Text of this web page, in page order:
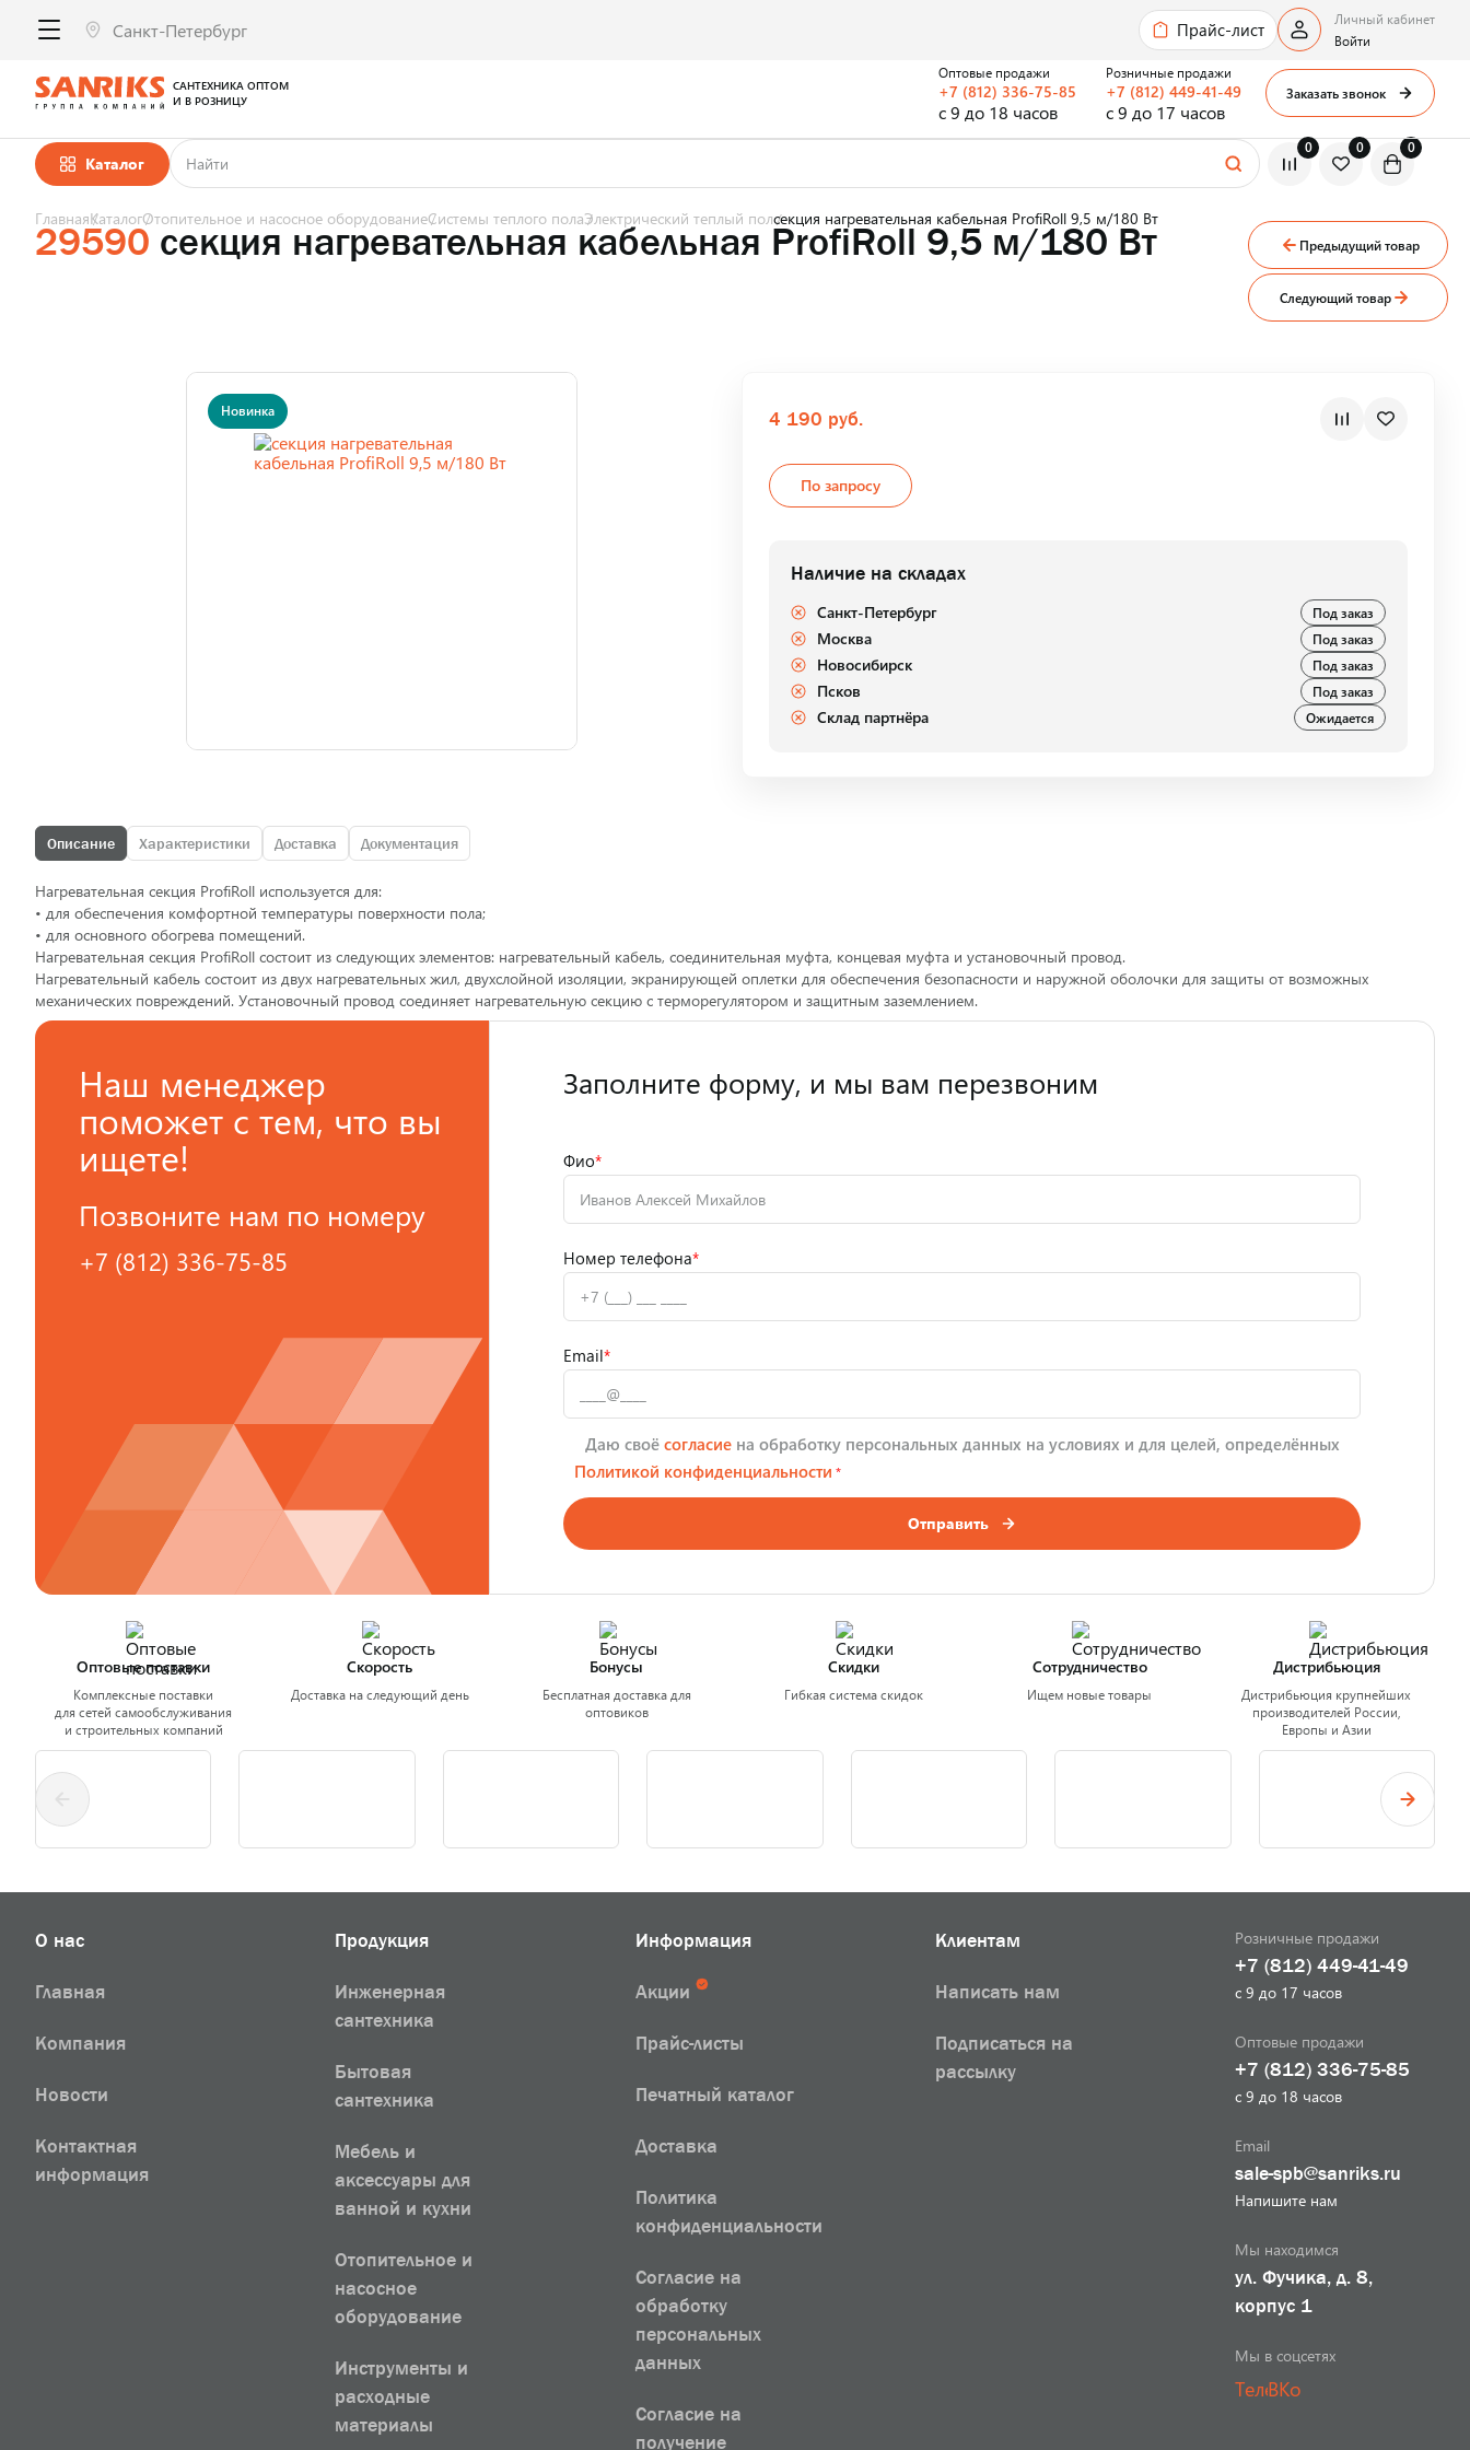
Прайс-лист
Каталог
0 0 0
САНТЕХНИКА ОПТОМ
И В РОЗНИЦУ
Оптовые продажи
+7 (812) 336-75-85
с 9 до 18 часов
Розничные продажи
+7 (812) 449-41-49
с 9 до 17 часов
Заказать звонок
Личный кабинет
Войти
ГлавнаяКаталогОтопительное и насосное оборудованиеСистемы теплого полаЭлектрический теплый полсекция нагревательная кабельная ProfiRoll 9,5 м/180 Вт
29590 секция нагревательная кабельная ProfiRoll 9,5 м/180 Вт
Новинка
Описание Характеристики Доставка Документация
Нагревательная секция ProfiRoll используется для:
• для обеспечения комфортной температуры поверхности пола;
• для основного обогрева помещений.
Нагревательная секция ProfiRoll состоит из следующих элементов: нагревательный кабель, соединительная муфта, концевая муфта и установочный провод.
Нагревательный кабель состоит из двух нагревательных жил, двухслойной изоляции, экранирующей оплетки для обеспечения безопасности и наружной оболочки для защиты от возможных
механических повреждений. Установочный провод соединяет нагревательную секцию с терморегулятором и защитным заземлением.
4 190 руб.
По запросу
Наличие на складах
Санкт-Петербург Под заказ
Москва Под заказ
Новосибирск Под заказ
Псков Под заказ
Склад партнёра Ожидается
Предыдущий товар
Следующий товар
Наш менеджер
поможет с тем, что вы
ищете!
Позвоните нам по номеру
+7 (812) 336-75-85
Заполните форму, и мы вам перезвоним
Фио*
Номер телефона*
Email*
Даю своё согласие на обработку персональных данных на условиях и для целей, определённых
Политикой конфиденциальности *
Отправить
Оптовые поставки
Комплексные поставки
для сетей самообслуживания
и строительных компаний
Скорость
Доставка на следующий день
Бонусы
Бесплатная доставка для
оптовиков
Скидки
Гибкая система скидок
Сотрудничество
Ищем новые товары
Дистрибьюция
Дистрибьюция крупнейших
производителей России,
Европы и Азии
О нас
Главная
Компания
Новости
Контактная
информация
Продукция
Инженерная
сантехника
Бытовая
сантехника
Мебель и
аксессуары для
ванной и кухни
Отопительное и
насосное
оборудование
Инструменты и
расходные
материалы
Информация
Акции
Прайс-листы
Печатный каталог
Доставка
Политика
конфиденциальности
Согласие на
обработку
персональных
данных
Согласие на
получение
Клиентам
Написать нам
Подписаться на
рассылку
Розничные продажи
+7 (812) 449-41-49
с 9 до 17 часов
Оптовые продажи
+7 (812) 336-75-85
с 9 до 18 часов
Email
sale-spb@sanriks.ru
Напишите нам
Мы находимся
ул. Фучика, д. 8,
корпус 1
Мы в соцсетях
ТелеграмВКонтакте